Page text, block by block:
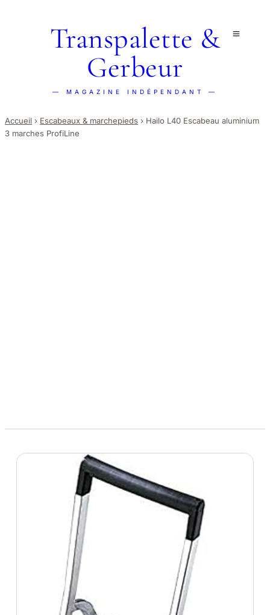
Transpalette &
Gerbeur
— MAGAZINE INDÉPENDANT —
Accueil › Escabeaux & marchepieds › Hailo L40 Escabeau aluminium
3 marches ProfiLine